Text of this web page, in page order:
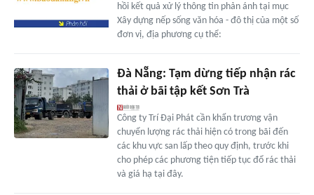
hồi kết quả xử lý thông tin phản ánh tại mục
Xây dựng nếp sống văn hóa - đô thị của một số
đơn vị, địa phương cụ thể:
Đà Nẵng: Tạm dừng tiếp nhận rác
thải ở bãi tập kết Sơn Trà
Công ty Trí Đại Phát cần khẩn trương vận
chuyển lượng rác thải hiện có trong bãi đến
các khu vực san lấp theo quy định, trước khi
cho phép các phương tiện tiếp tục đổ rác thải
và giá hạ tại đây.